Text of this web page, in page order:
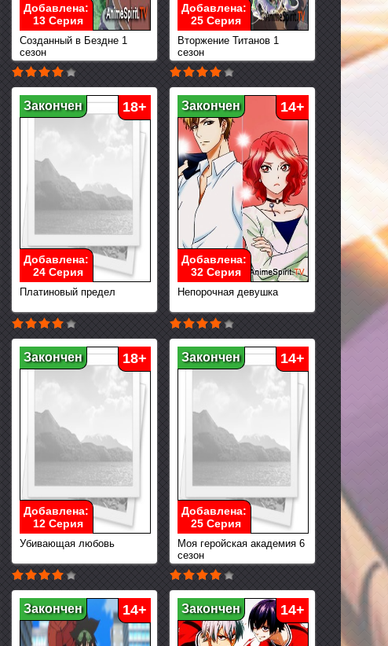
Созданный в Бездне 1
сезон
Добавлена:
13 Серия
Вторжение Титанов 1
сезон
Добавлена:
25 Серия
Платиновый предел
Закончен 18+
Добавлена:
24 Серия
Непорочная девушка
Закончен 14+
Добавлена:
32 Серия
Убивающая любовь
Закончен 18+
Добавлена:
12 Серия
Моя геройская академия 6
сезон
Закончен 14+
Добавлена:
25 Серия
Закончен 14+ Закончен 14+